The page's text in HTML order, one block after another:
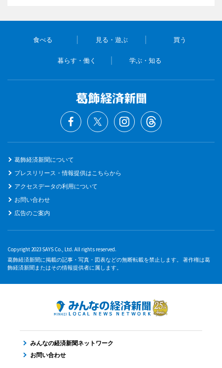
食べる 見る・遊ぶ 買う
暮らす・働く 学ぶ・知る
葛飾経済新聞について
プレスリリース・情報提供はこちらから
アクセスデータの利用について
お問い合わせ
広告のご案内
Copyright 2023 SAYS Co., Ltd. All rights reserved.
葛飾経済新聞に掲載の記事・写真・図表などの無断転載を禁止します。 著作権は葛
飾経済新聞またはその情報提供者に属します。
みんなの経済新聞ネットワーク
お問い合わせ